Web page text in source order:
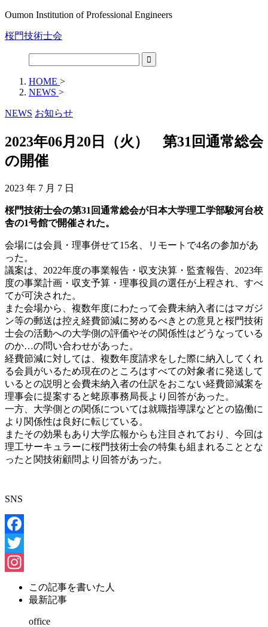
Oumon Institution of Professional Engineers
桜門技術士会
HOME >
NEWS >
NEWS お知らせ
2023年06月20日（火） 第31回通常総会
の開催
2023 年 7 月 7 日
桜門技術士会の第31回通常総会が日本大学理工学部駿河台校
舎の1号館で開催された。
会場には会員・理事併せて15名、リモートで4名の参加があ
った。
議案は、2022年度の事業報告・収支決算・監査報告、2023年
度の事業計画・収支予算・理事役員の選任が上程され、すべ
てが可決された。
また会場から、複数年度にわたって会費未納入者にはマガジ
ン等の郵送は控え経費節減に努めるべきとの意見と桜門技術
士会の活動への大学側の評価やその関係性はどうなっている
のか…の問い合わせがあった。
経費節減に対しては、複数年度請求をした際に納入してくれ
る会員がいるため現在のところはすべての対象者に発送して
いるとの説明と会費未納入者の仕訳をおこない経費節減案を
理事会に提案すると蛯原事務局長より回答があった。
一方、大学側との関係については就職指導課などとの協働に
より関係性は良好に転じている。
またその効果もあり大学広報からも注目されており、今回は
理工サーキュラーに桜門技術士会の特集も組まれることとな
ったと関技術顧問より回答があった。
SNS
Facebook
Twitter
この記事を書いた人
最新記事
office